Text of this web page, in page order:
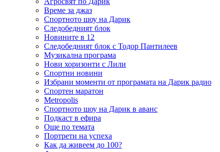
Време за джаз
Спортното шоу на Дарик
Следобедният блок
Новините в 12
Следобедният блок с Тодор Пантилеев
Музикална програма
Нови хоризонти с Лили
Спортни новини
Избрани моменти от програмата на Дарик радио
Спортен маратон
Metropolis
Спортното шоу на Дарик в аванс
Подкаст в ефира
Още по темата
Портрети на успеха
Как да живеем до 100?